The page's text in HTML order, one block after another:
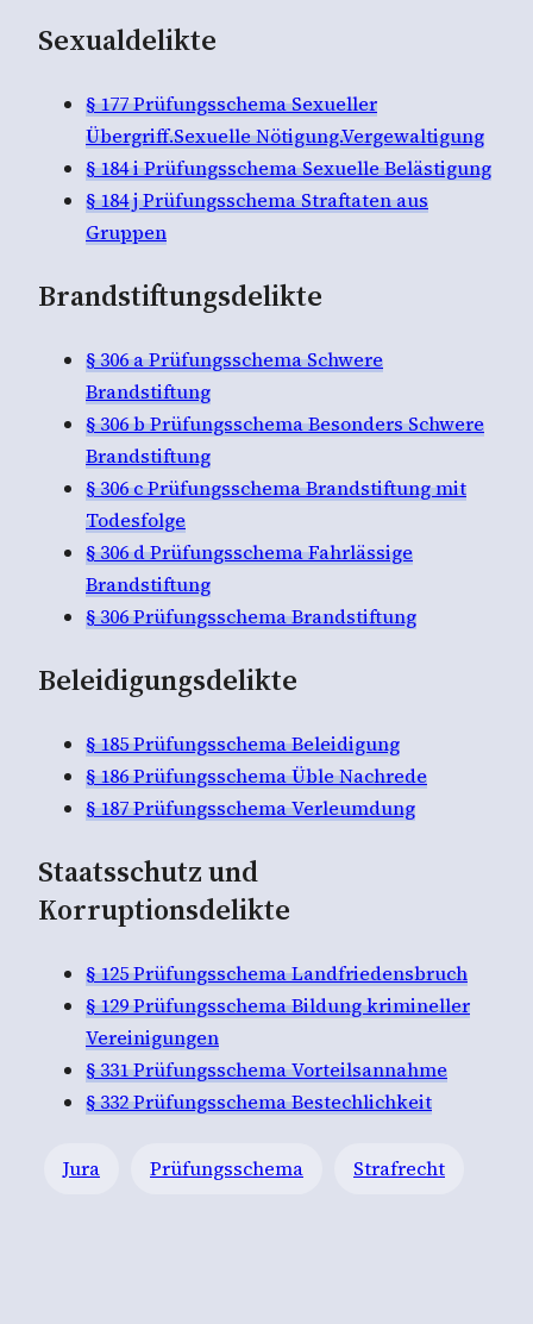
Sexualdelikte
§ 177 Prüfungsschema Sexueller
Übergriff.Sexuelle Nötigung.Vergewaltigung
§ 184 i Prüfungsschema Sexuelle Belästigung
§ 184 j Prüfungsschema Straftaten aus
Gruppen
Brandstiftungsdelikte
§ 306 a Prüfungsschema Schwere
Brandstiftung
§ 306 b Prüfungsschema Besonders Schwere
Brandstiftung
§ 306 c Prüfungsschema Brandstiftung mit
Todesfolge
§ 306 d Prüfungsschema Fahrlässige
Brandstiftung
§ 306 Prüfungsschema Brandstiftung
Beleidigungsdelikte
§ 185 Prüfungsschema Beleidigung
§ 186 Prüfungsschema Üble Nachrede
§ 187 Prüfungsschema Verleumdung
Staatsschutz und
Korruptionsdelikte
§ 125 Prüfungsschema Landfriedensbruch
§ 129 Prüfungsschema Bildung krimineller
Vereinigungen
§ 331 Prüfungsschema Vorteilsannahme
§ 332 Prüfungsschema Bestechlichkeit
Jura Prüfungsschema Strafrecht